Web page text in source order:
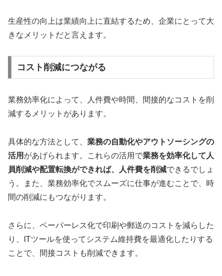
生産性の向上は業績向上に直結するため、企業にとって大
きなメリットだと言えます。
コスト削減につながる
業務効率化によって、人件費や時間、間接的なコストを削
減するメリットがあります。
具体的な方法として、 業務の自動化やアウトソーシングの
活用 があげられます。これらの活用で業務を効率化して人
員削減や配置転換ができれば、人件費を削減できるでしょ
う。また、業務効率化でスムーズに仕事が進むことで、時
間の削減にもつながります。
さらに、ペーパーレス化で印刷や郵送のコストを減らした
り、ITツールを使ってシステム維持費を最適化したりする
ことで、間接コストも削減できます。